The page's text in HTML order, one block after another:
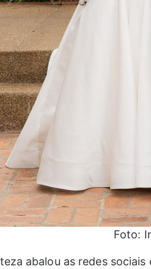
Foto:
abalou as redes